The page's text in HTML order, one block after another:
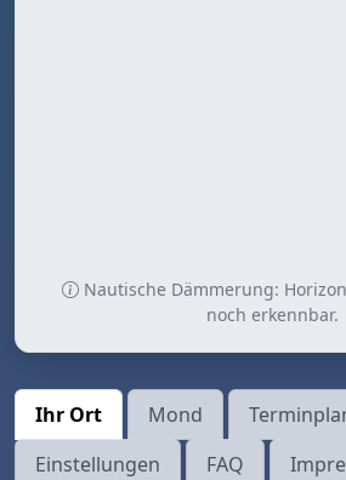
Nautische Dämmerung:
noch erkennbar.
Ihr Ort Mond
Einstellungen
FAQ